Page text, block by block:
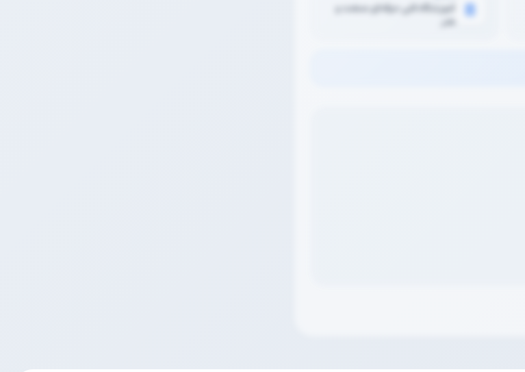
آموزشگاه فنی حرفه‌ای صنعت و
هنر